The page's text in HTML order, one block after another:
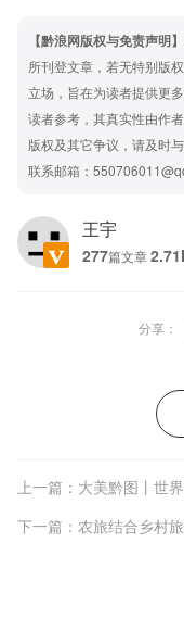
【黔浪网版权与免责声明】
所刊登文章，若无特别版
立场，旨在为读者提供更
读者参考，其真实性由作
版权及其它争议，请及时
联系邮箱：
王宇
277篇文章
分享：
上一篇：大美黔图丨世
下一篇：农旅结合乡村